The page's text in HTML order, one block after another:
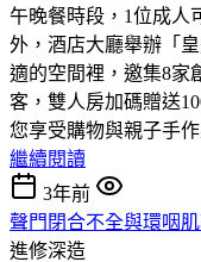
午晚餐時段，1位成人
外，酒店大廳舉辦「
適的空間裡，邀集8家
客，雙人房加碼贈送
您享受購物與親子手作
繼續閱讀
3年前
聲門閉合不全與環咽
進修深造